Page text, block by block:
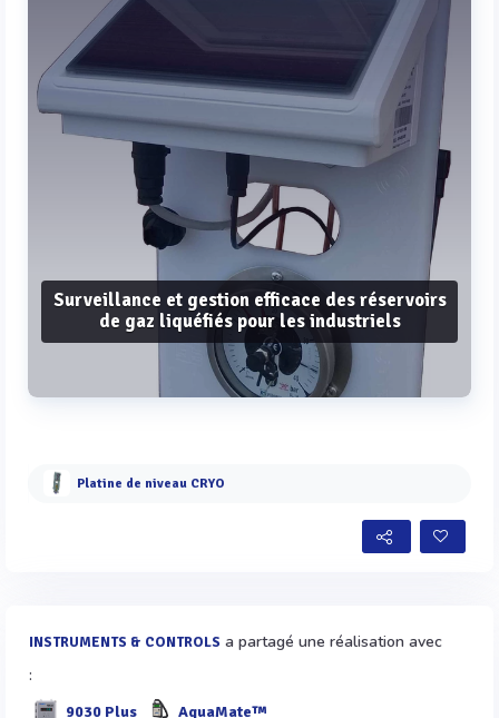
Surveillance et gestion efficace des réservoirs
de gaz liquéfiés pour les industriels
Voir plus
Platine de niveau CRYO
INSTRUMENTS & CONTROLS a partagé une réalisation avec
:
9030 Plus AquaMate™